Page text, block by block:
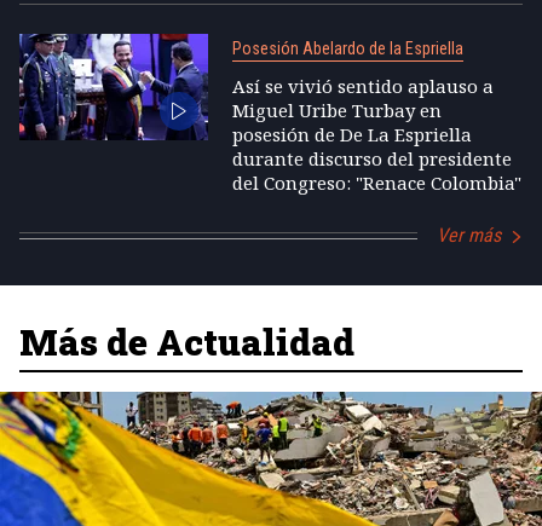
Posesión Abelardo de la Espriella
Así se vivió sentido aplauso a
Miguel Uribe Turbay en
posesión de De La Espriella
durante discurso del presidente
del Congreso: "Renace Colombia"
Ver más
Más de Actualidad